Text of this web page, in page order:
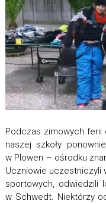
Podczas zimowych ferii
naszej szkoły
w Plowen – ośrodku
Uczniowie uczestniczyli
sportowych, odwiedzili
w Schwedt. Niektórzy